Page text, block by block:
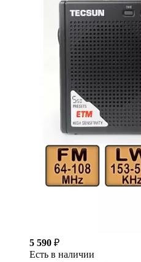
5 590 ₽
Есть в наличии